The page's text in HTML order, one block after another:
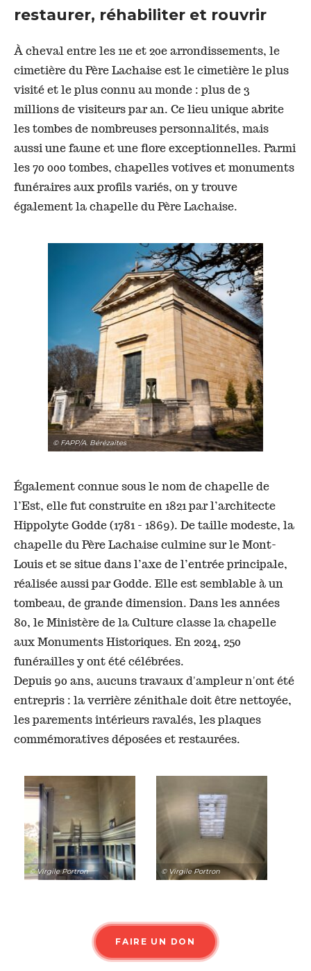
restaurer, réhabiliter et rouvrir
À cheval entre les 11e et 20e arrondissements, le
cimetière du Père Lachaise est le cimetière le plus
visité et le plus connu au monde : plus de 3
millions de visiteurs par an. Ce lieu unique abrite
les tombes de nombreuses personnalités, mais
aussi une faune et une flore exceptionnelles. Parmi
les 70 000 tombes, chapelles votives et monuments
funéraires aux profils variés, on y trouve
également la chapelle du Père Lachaise.
© FAPP/A. Bérézaïtes
Également connue sous le nom de chapelle de
l’Est, elle fut construite en 1821 par l’architecte
Hippolyte Godde (1781 - 1869). De taille modeste, la
chapelle du Père Lachaise culmine sur le Mont-
Louis et se situe dans l’axe de l’entrée principale,
réalisée aussi par Godde. Elle est semblable à un
tombeau, de grande dimension. Dans les années
80, le Ministère de la Culture classe la chapelle
aux Monuments Historiques. En 2024, 250
funérailles y ont été célébrées.
Depuis 90 ans, aucuns travaux d'ampleur n'ont été
entrepris : la verrière zénithale doit être nettoyée,
les parements intérieurs ravalés, les plaques
commémoratives déposées et restaurées.
© Virgile Portron © Virgile Portron
FAIRE UN DON